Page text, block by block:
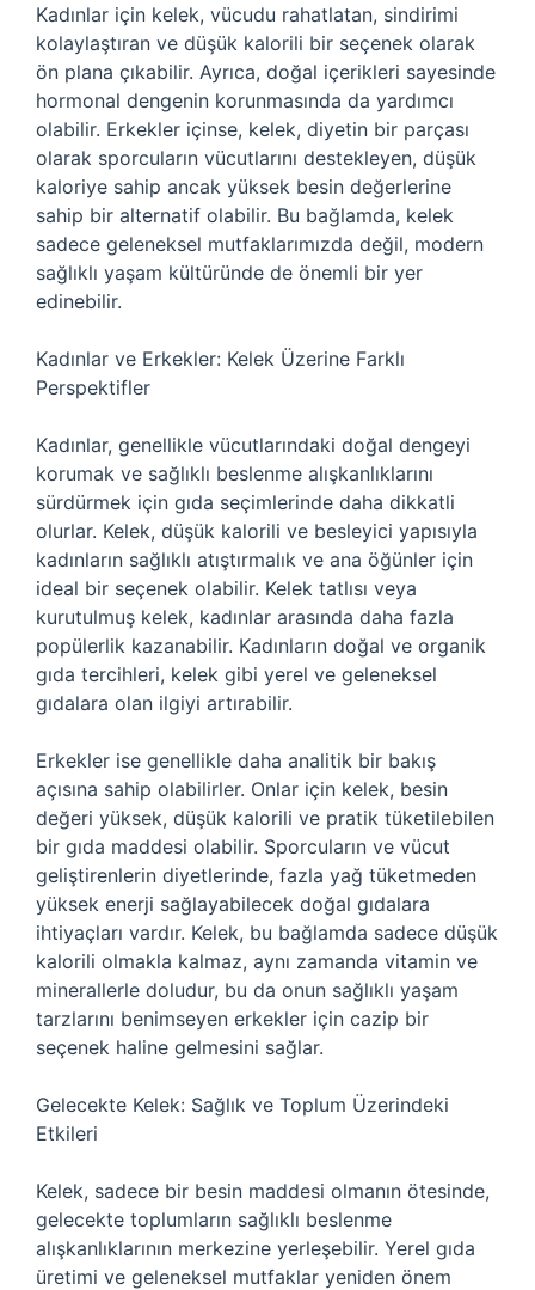
Kadınlar için kelek, vücudu rahatlatan, sindirimi
kolaylaştıran ve düşük kalorili bir seçenek olarak
ön plana çıkabilir. Ayrıca, doğal içerikleri sayesinde
hormonal dengenin korunmasında da yardımcı
olabilir. Erkekler içinse, kelek, diyetin bir parçası
olarak sporcuların vücutlarını destekleyen, düşük
kaloriye sahip ancak yüksek besin değerlerine
sahip bir alternatif olabilir. Bu bağlamda, kelek
sadece geleneksel mutfaklarımızda değil, modern
sağlıklı yaşam kültüründe de önemli bir yer
edinebilir.
Kadınlar ve Erkekler: Kelek Üzerine Farklı
Perspektifler
Kadınlar, genellikle vücutlarındaki doğal dengeyi
korumak ve sağlıklı beslenme alışkanlıklarını
sürdürmek için gıda seçimlerinde daha dikkatli
olurlar. Kelek, düşük kalorili ve besleyici yapısıyla
kadınların sağlıklı atıştırmalık ve ana öğünler için
ideal bir seçenek olabilir. Kelek tatlısı veya
kurutulmuş kelek, kadınlar arasında daha fazla
popülerlik kazanabilir. Kadınların doğal ve organik
gıda tercihleri, kelek gibi yerel ve geleneksel
gıdalara olan ilgiyi artırabilir.
Erkekler ise genellikle daha analitik bir bakış
açısına sahip olabilirler. Onlar için kelek, besin
değeri yüksek, düşük kalorili ve pratik tüketilebilen
bir gıda maddesi olabilir. Sporcuların ve vücut
geliştirenlerin diyetlerinde, fazla yağ tüketmeden
yüksek enerji sağlayabilecek doğal gıdalara
ihtiyaçları vardır. Kelek, bu bağlamda sadece düşük
kalorili olmakla kalmaz, aynı zamanda vitamin ve
minerallerle doludur, bu da onun sağlıklı yaşam
tarzlarını benimseyen erkekler için cazip bir
seçenek haline gelmesini sağlar.
Gelecekte Kelek: Sağlık ve Toplum Üzerindeki
Etkileri
Kelek, sadece bir besin maddesi olmanın ötesinde,
gelecekte toplumların sağlıklı beslenme
alışkanlıklarının merkezine yerleşebilir. Yerel gıda
üretimi ve geleneksel mutfaklar yeniden önem